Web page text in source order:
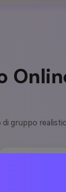
gruppo